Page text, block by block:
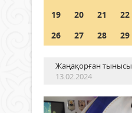
19
20 21 22
26
27 28 29
Жаңақорған тынысы
13.02.2024